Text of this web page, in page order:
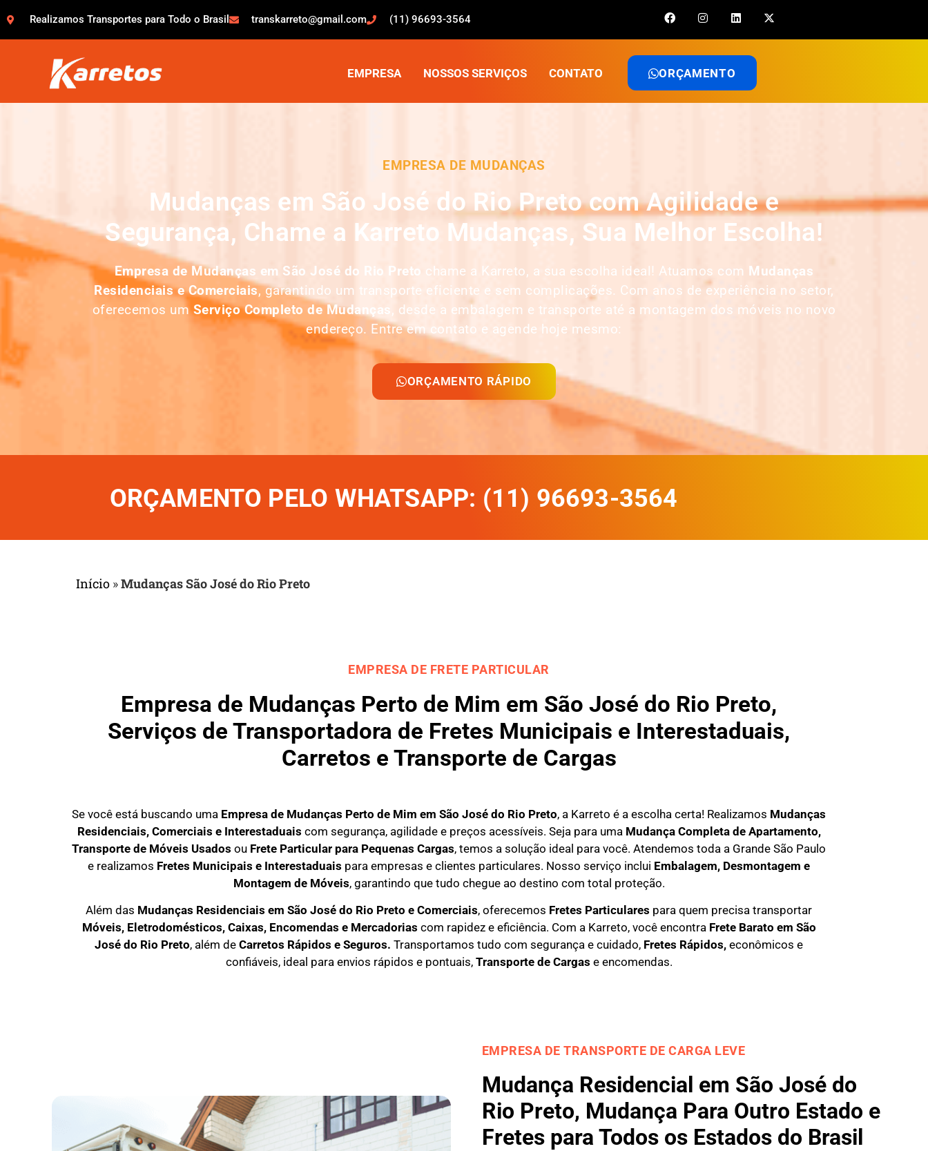
Realizamos Transportes para Todo o Brasil transkarreto@gmail.com (11) 96693-3564
EMPRESA NOSSOS SERVIÇOS CONTATO ORÇAMENTO
EMPRESA DE MUDANÇAS
Mudanças em São José do Rio Preto com Agilidade e
Segurança, Chame a Karreto Mudanças, Sua Melhor Escolha!
Empresa de Mudanças em São José do Rio Preto chame a Karreto, a sua escolha ideal! Atuamos com Mudanças
Residenciais e Comerciais, garantindo um transporte eficiente e sem complicações. Com anos de experiência no setor,
oferecemos umServiço Completo de Mudanças, desde a embalagem e transporte até a montagem dos móveis no novo
endereço. Entre em contato e agende hoje mesmo:
ORÇAMENTO RÁPIDO
ORÇAMENTO PELO WHATSAPP: (11) 96693-3564
Início »Mudanças São José do Rio Preto
EMPRESA DE FRETE PARTICULAR
Empresa de Mudanças Perto de Mim em São José do Rio Preto,
Serviços de Transportadora de Fretes Municipais e Interestaduais,
Carretos e Transporte de Cargas
Se você está buscando uma Empresa de Mudanças Perto de Mim em São José do Rio Preto, a Karreto é a escolha certa! Realizamos Mudanças
Residenciais, Comerciais e Interestaduais com segurança, agilidade e preços acessíveis. Seja para uma Mudança Completa de Apartamento,
Transporte de Móveis Usados ou Frete Particular para Pequenas Cargas, temos a solução ideal para você. Atendemos toda a Grande São Paulo
e realizamos Fretes Municipais e Interestaduais para empresas e clientes particulares. Nosso serviço inclui Embalagem, Desmontagem e
Montagem de Móveis, garantindo que tudo chegue ao destino com total proteção.
Além das Mudanças Residenciais em São José do Rio Preto e Comerciais, oferecemos Fretes Particulares para quem precisa transportar
Móveis, Eletrodomésticos, Caixas, Encomendas e Mercadorias com rapidez e eficiência. Com a Karreto, você encontra Frete Barato em São
José do Rio Preto, além de Carretos Rápidos e Seguros. Transportamos tudo com segurança e cuidado, Fretes Rápidos, econômicos e
confiáveis, ideal para envios rápidos e pontuais, Transporte de Cargas e encomendas.
EMPRESA DE TRANSPORTE DE CARGA LEVE
Mudança Residencial em São José do
Rio Preto, Mudança Para Outro Estado e
Fretes para Todos os Estados do Brasil